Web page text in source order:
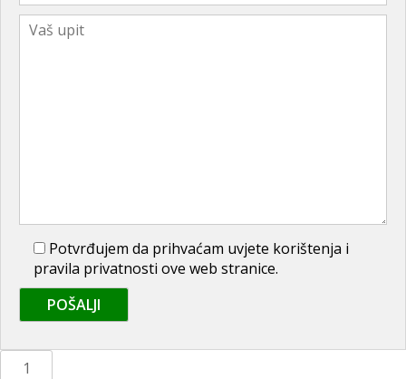
Potvrđujem da prihvaćam uvjete korištenja i
pravila privatnosti ove web stranice.
Zaštita